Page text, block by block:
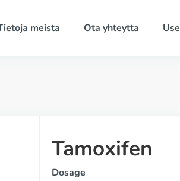
meista Ota yhteytta
Tamoxifen
Dosage